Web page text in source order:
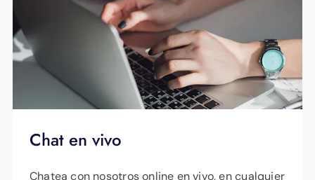
Chat en vivo
Chatea con nosotros online en vivo, en cualquier